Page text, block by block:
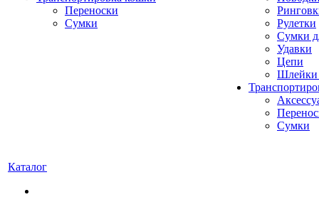
Переноски
Сумки
Рулетки
Сумки
Удавки
Цепи
Шлейки
Сумки
Каталог